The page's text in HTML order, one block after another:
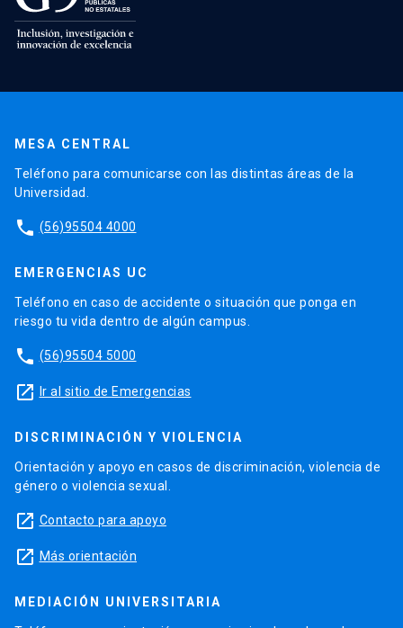
MESA CENTRAL
Teléfono para comunicarse con las distintas áreas de la
Universidad.
phone (56)95504 4000
EMERGENCIAS UC
Teléfono en caso de accidente o situación que ponga en
riesgo tu vida dentro de algún campus.
phone (56)95504 5000
launch Ir al sitio de Emergencias
DISCRIMINACIÓN Y VIOLENCIA
Orientación y apoyo en casos de discriminación, violencia de
género o violencia sexual.
launch Contacto para apoyo
launch Más orientación
MEDIACIÓN UNIVERSITARIA